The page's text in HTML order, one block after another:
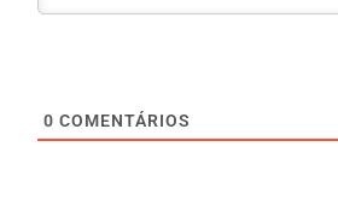
0 COMENTÁRIOS